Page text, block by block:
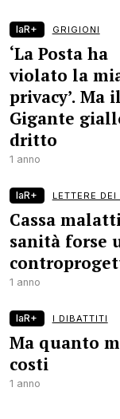
laR+ GRIGIONI
‘La Posta ha
violato la
privacy’. Ma il
Gigante
dritto
1 anno
laR+ LETTERE DEI
Cassa
sanità forse
1 anno
laR+ I DIBATTITI
Ma quanto
costi
1 anno